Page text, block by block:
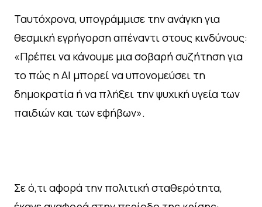
Ταυτόχρονα, υπογράμμισε την ανάγκη για
θεσμική εγρήγορση απέναντι στους κινδύνους:
«Πρέπει να κάνουμε μια σοβαρή συζήτηση για
το πώς η ΑΙ μπορεί να υπονομεύσει τη
δημοκρατία ή να πλήξει την ψυχική υγεία των
παιδιών και των εφήβων».
Σε ό,τι αφορά την πολιτική σταθερότητα,